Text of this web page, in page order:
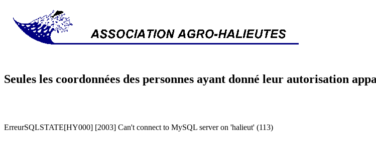
Seules les coordonnées des personnes ayant donné leur autorisation
ErreurSQLSTATE[HY000] [2003] Can't connect to MySQL server on 'halieut' (113)